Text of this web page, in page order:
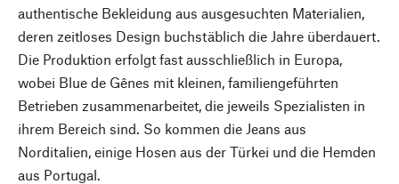
authentische Bekleidung aus ausgesuchten Materialien,
deren zeitloses Design buchstäblich die Jahre überdauert.
Die Produktion erfolgt fast ausschließlich in Europa,
wobei Blue de Gênes mit kleinen, familiengeführten
Betrieben zusammenarbeitet, die jeweils Spezialisten in
ihrem Bereich sind. So kommen die Jeans aus
Norditalien, einige Hosen aus der Türkei und die Hemden
aus Portugal.